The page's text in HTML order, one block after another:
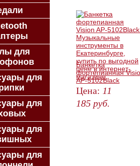
Банкетка
фортепианная
AP-5102Black
Цена: 11
185 руб.
для
для
для
для
для